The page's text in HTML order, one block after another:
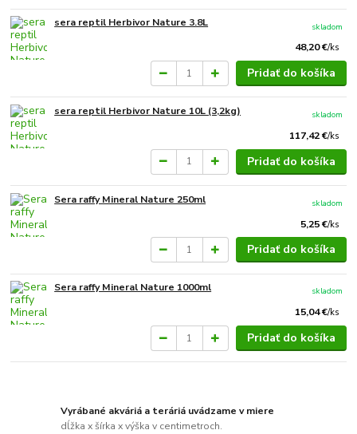
sera reptil Herbivor Nature 3.8L
48,20 €/ks
skladom
Pridať do košíka
sera reptil Herbivor Nature 10L (3,2kg)
117,42 €/ks
skladom
Pridať do košíka
Sera raffy Mineral Nature 250ml
5,25 €/ks
skladom
Pridať do košíka
Sera raffy Mineral Nature 1000ml
15,04 €/ks
skladom
Pridať do košíka
Vyrábané akváriá a teráriá uvádzame v miere
dĺžka x šírka x výška v centimetroch.